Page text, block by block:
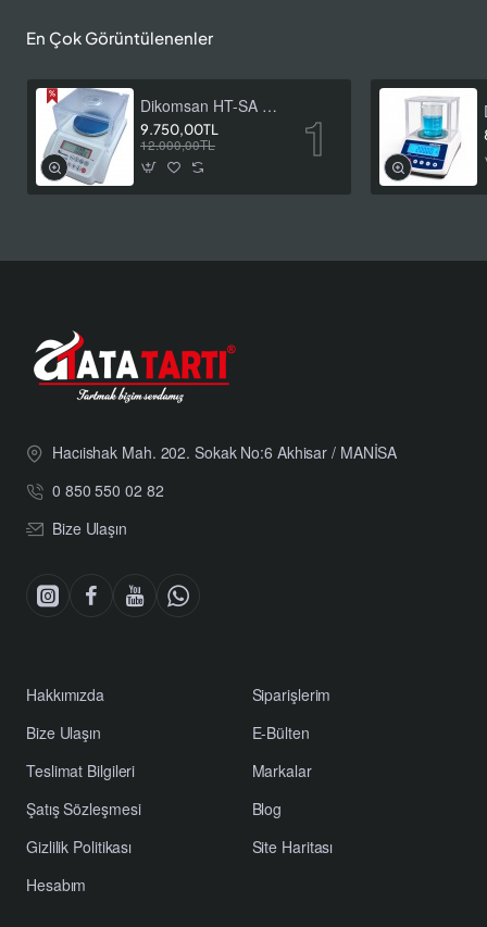
En Çok Görüntülenenler
Dikomsan HT-SA 600 Hassas Terazi 600 g / 0,01 g
9.750,00TL
12.000,00TL
Hacıishak Mah. 202. Sokak No:6 Akhisar / MANİSA
0 850 550 02 82
Bize Ulaşın
Hakkımızda
Bize Ulaşın
Teslimat Bilgileri
Şatış Sözleşmesi
Gizlilik Politikası
Hesabım
Siparişlerim
E-Bülten
Markalar
Blog
Site Haritası